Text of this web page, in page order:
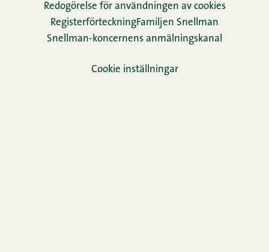
Redogörelse för användningen av cookies
Re­gis­ter­för­teck­ningFamiljen Snellman
Snellman-koncernens anmälningskanal
Cookie inställningar